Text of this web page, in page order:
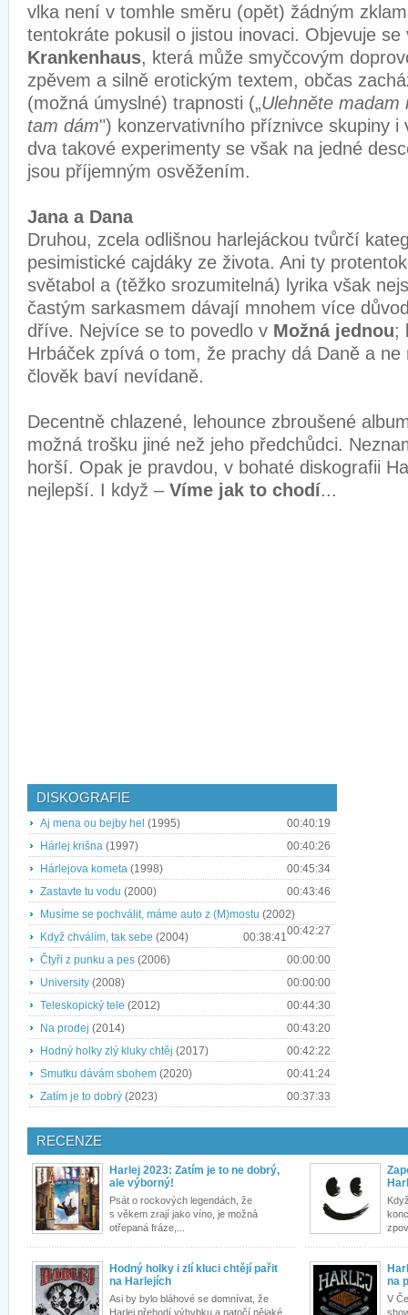
vlka není v tomhle směru (opět) žádným
tentokráte pokusil o jistou inovaci. Objevuje
Krankenhaus, která může smyčcovým
zpěvem a silně erotickým textem, občas
(možná úmyslné) trapnosti („Ulehněte
tam dám") konzervativního příznivce skupiny i
dva takové experimenty se však na jedné
jsou příjemným osvěžením.
Jana a Dana
Druhou, zcela odlišnou harlejáckou tvůrčí
pesimistické cajdáky ze života. Ani ty
světabol a (těžko srozumitelná) lyrika však
častým sarkasmem dávají mnohem více
dříve. Nejvíce se to povedlo v Možná jednou;
Hrbáček zpívá o tom, že prachy dá Daně a ne
člověk baví nevídaně.
Decentně chlazené, lehounce zbroušené
možná trošku jiné než jeho předchůdci.
horší. Opak je pravdou, v bohaté diskografii
nejlepší. I když – Víme jak to chodí...
DISKOGRAFIE
Aj mena ou bejby hel (1995)
00:40:19
Hárlej krišna (1997)
00:40:26
Hárlejova kometa (1998)
00:45:34
Zastavte tu vodu (2000)
00:43:46
Musíme se pochválit, máme auto z (M)mostu (2002)
00:42:27
Když chválím, tak sebe (2004)
00:38:41
Čtyři z punku a pes (2006)
00:00:00
University (2008)
00:00:00
Teleskopický tele (2012)
00:44:30
Na prodej (2014)
00:43:20
Hodný holky zlý kluky chtěj (2017)
00:42:22
Smutku dávám sbohem (2020)
00:41:24
Zatím je to dobrý (2023) 00:37:33
RECENZE
Harlej 2023: Zatím je to ne dobrý,
ale výborný!
Psát o rockových legendách, že
s věkem zrají jako víno, je možná
otřepaná fráze,...
Hodný holky i zlí kluci chtějí pařit
na Harlejích
Asi by bylo bláhové se domnívat, že
Harlej přehodí výhybku a natočí nějaké
na
V